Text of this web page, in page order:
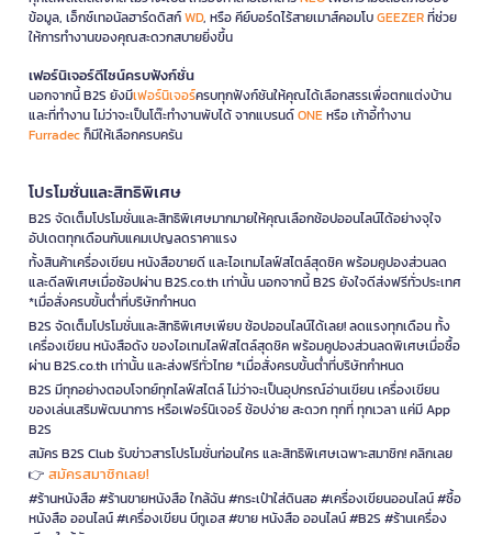
ข้อมูล, เอ็กซ์เทอนัลฮาร์ดดิสก์WD, หรือ คีย์บอร์ดไร้สายเมาส์คอมโบGEEZERที่ช่วย
ให้การทำงานของคุณสะดวกสบายยิ่งขึ้น
เฟอร์นิเจอร์ดีไซน์ครบฟังก์ชั่น
นอกจากนี้ B2S ยังมีเฟอร์นิเจอร์ครบทุกฟังก์ชันให้คุณได้เลือกสรรเพื่อตกแต่งบ้าน
และที่ทำงาน ไม่ว่าจะเป็นโต๊ะทำงานพับได้ จากแบรนด์ONEหรือ เก้าอี้ทำงาน
Furradecก็มีให้เลือกครบครัน
โปรโมชั่นและสิทธิพิเศษ
B2S จัดเต็มโปรโมชั่นและสิทธิพิเศษมากมายให้คุณเลือกช้อปออนไลน์ได้อย่างจุใจ
อัปเดตทุกเดือนกับแคมเปญลดราคาแรง
ทั้งสินค้าเครื่องเขียน หนังสือขายดี และไอเทมไลฟ์สไตล์สุดชิค พร้อมคูปองส่วนลด
และดีลพิเศษเมื่อช้อปผ่าน B2S.co.th เท่านั้น นอกจากนี้ B2S ยังใจดีส่งฟรีทั่วประเทศ
*เมื่อสั่งครบขั้นต่ำที่บริษัทกำหนด
B2S จัดเต็มโปรโมชั่นและสิทธิพิเศษเพียบ ช้อปออนไลน์ได้เลย! ลดแรงทุกเดือน ทั้ง
เครื่องเขียน หนังสือดัง ของไอเทมไลฟ์สไตล์สุดชิค พร้อมคูปองส่วนลดพิเศษเมื่อซื้อ
ผ่าน B2S.co.th เท่านั้น และส่งฟรีทั่วไทย *เมื่อสั่งครบขั้นต่ำที่บริษัทกำหนด
B2S มีทุกอย่างตอบโจทย์ทุกไลฟ์สไตล์ ไม่ว่าจะเป็นอุปกรณ์อ่านเขียน เครื่องเขียน
ของเล่นเสริมพัฒนาการ หรือเฟอร์นิเจอร์ ช้อปง่าย สะดวก ทุกที่ ทุกเวลา แค่มี App
B2S
สมัคร B2S Club รับข่าวสารโปรโมชั่นก่อนใคร และสิทธิพิเศษเฉพาะสมาชิก! คลิกเลย
👉 สมัครสมาชิกเลย!
#ร้านหนังสือ #ร้านขายหนังสือ ใกล้ฉัน #กระเป๋าใส่ดินสอ #เครื่องเขียนออนไลน์ #ซื้อ
หนังสือ ออนไลน์ #เครื่องเขียน บีทูเอส #ขาย หนังสือ ออนไลน์ #B2S #ร้านเครื่อง